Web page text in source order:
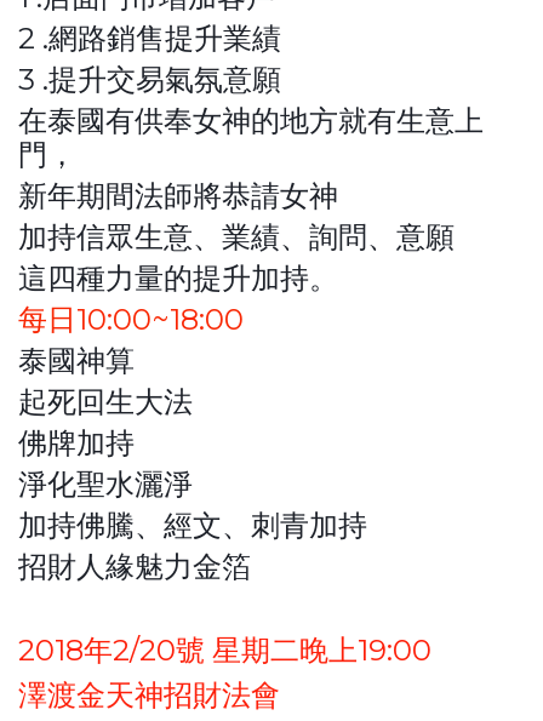
2 .網路銷售提升業績
3 .提升交易氣氛意願
在泰國有供奉女神的地方就有生意上
門，
新年期間法師將恭請女神
加持信眾生意、業績、詢問、意願
這四種力量的提升加持。
每日10:00~18:00
泰國神算
起死回生大法
佛牌加持
淨化聖水灑淨
加持佛騰、經文、刺青加持
招財人緣魅力金箔
2018年2/20號 星期二晚上19:00
澤渡金天神招財法會